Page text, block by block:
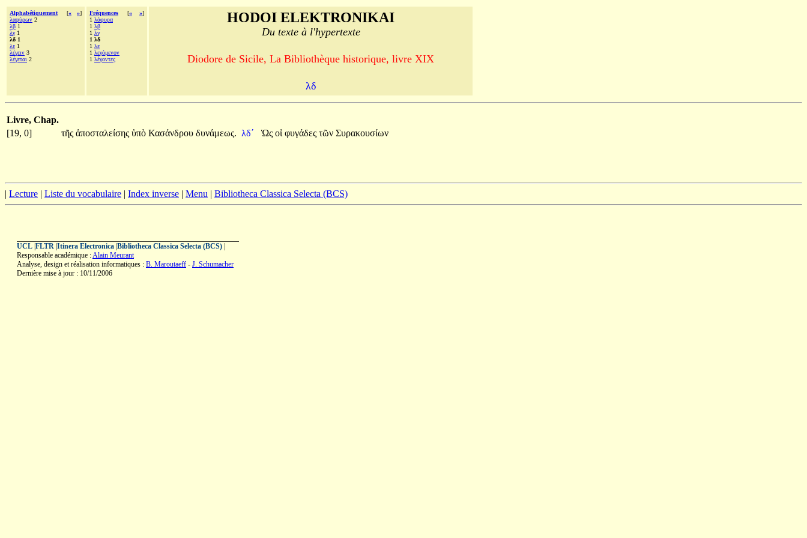
Alphabétiquement [« »]
λαφύρων 2
λβ 1
λγ1
λδ 1
λε 1
λέγειν 3
λέγεται 2
Fréquences [« »]
1 λάφυρα
1 λβ
1 λγ
1 λδ
1 λε
1 λεγόμενον
1 λέγοντες
HODOI ELEKTRONIKAI
Du texte à l'hypertexte
Diodore de Sicile, La Bibliothèque historique, livre XIX
λδ
Livre, Chap.
[19, 0]
τῆς ἀποσταλείσης ὑπὸ Κασάνδρου δυνάμεως. λδʹ Ὡς οἱ φυγάδες τῶν Συρακουσίων
| Lecture | Liste du vocabulaire | Index inverse | Menu | Bibliotheca Classica Selecta (BCS)
UCL FLTR Itinera Electronica Bibliotheca Classica Selecta (BCS)
Responsable académique :Alain Meurant
Analyse, design et réalisation informatiques : B. Maroutaeff - J. Schumacher
Dernière mise à jour : 10/11/2006